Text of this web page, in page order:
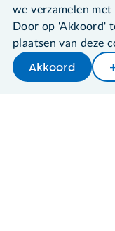
Later
©2026 SeniorWeb
Algemene voorwaarden
Cookies en cookie-
Disclaimer
we verzamelen
Door op 'Akkoord'
plaatsen van deze
Akkoord